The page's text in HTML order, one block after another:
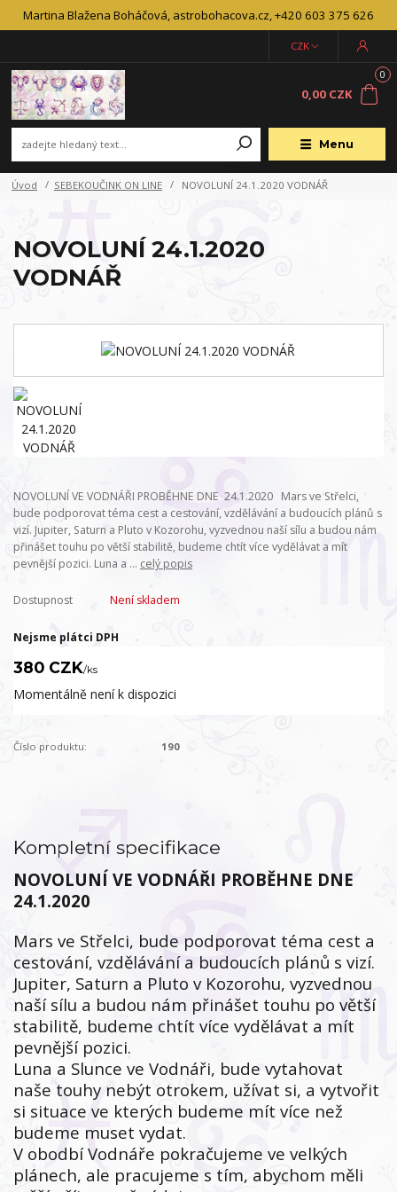
Martina Blažena Boháčová, astrobohacova.cz, +420 603 375 626
Menu
CZK
0
0,00 CZK
Úvod SEBEKOUČINK ON LINE NOVOLUNÍ 24.1.2020 VODNÁŘ
NOVOLUNÍ 24.1.2020
VODNÁŘ
NOVOLUNÍ VE VODNÁŘI PROBĚHNE DNE 24.1.2020 Mars ve Střelci,
bude podporovat téma cest a cestování, vzdělávání a budoucích plánů s
vizí. Jupiter, Saturn a Pluto v Kozorohu, vyzvednou naší sílu a budou nám
přinášet touhu po větší stabilitě, budeme chtít více vydělávat a mít
pevnější pozici. Luna a ... celý popis
Dostupnost Není skladem
Nejsme plátci DPH
380 CZK/ks
Momentálně není k dispozici
Číslo produktu: 190
Kompletní specifikace
NOVOLUNÍ VE VODNÁŘI PROBĚHNE DNE
24.1.2020
Mars ve Střelci, bude podporovat téma cest a
cestování, vzdělávání a budoucích plánů s vizí.
Jupiter, Saturn a Pluto v Kozorohu, vyzvednou
naší sílu a budou nám přinášet touhu po větší
stabilitě, budeme chtít více vydělávat a mít
pevnější pozici.
Luna a Slunce ve Vodnáři, bude vytahovat
naše touhy nebýt otrokem, užívat si, a vytvořit
si situace ve kterých budeme mít více než
budeme muset vydat.
V obodbí Vodnáře pokračujeme ve velkých
plánech, ale pracujeme s tím, abychom měli